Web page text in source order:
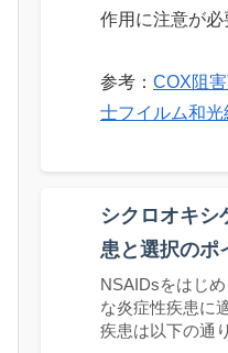
作用に注意が必
参考： COX阻
士フイルム和光
シクロオキシ
患と選択のポ
NSAIDsをはじ
な炎症性疾患に
疾患は以下の通